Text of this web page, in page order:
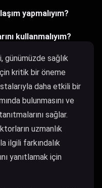
yapmalıyım?
kullanmalıyım?
günümüzde sağlık
kritik bir öneme
daha etkili bir
bulunmasını ve
sağlar.
uzmanlık
ilgili farkındalık
yanıtlamak için